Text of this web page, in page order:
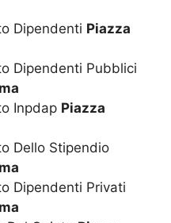
Dipendenti Piazza
Dipendenti Pubblici
Inpdap Piazza
Dello Stipendio
Dipendenti Privati